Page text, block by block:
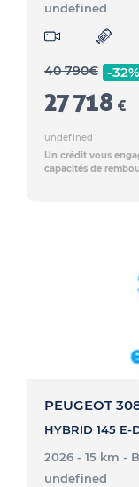
undefined
40 790€ -32%
27 718 €
undefined
Un crédit vous
capacités de
PEUGEOT
2026 - 15 km -
undefined